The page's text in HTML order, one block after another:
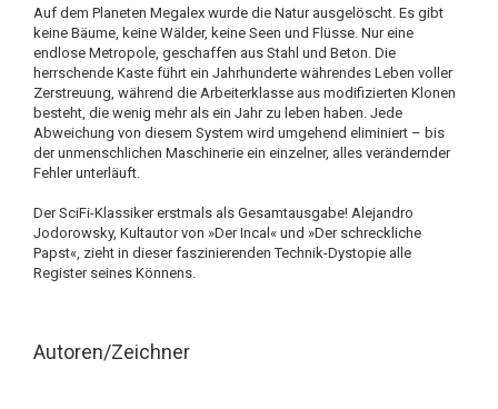
Auf dem Planeten Megalex wurde die Natur ausgelöscht. Es gibt
keine Bäume, keine Wälder, keine Seen und Flüsse. Nur eine
endlose Metropole, geschaffen aus Stahl und Beton. Die
herrschende Kaste führt ein Jahrhunderte währendes Leben voller
Zerstreuung, während die Arbeiterklasse aus modifizierten Klonen
besteht, die wenig mehr als ein Jahr zu leben haben. Jede
Abweichung von diesem System wird umgehend eliminiert – bis
der unmenschlichen Maschinerie ein einzelner, alles verändernder
Fehler unterläuft.
Der SciFi-Klassiker erstmals als Gesamtausgabe! Alejandro
Jodorowsky, Kultautor von »Der Incal« und »Der schreckliche
Papst«, zieht in dieser faszinierenden Technik-Dystopie alle
Register seines Könnens.
Autoren/Zeichner